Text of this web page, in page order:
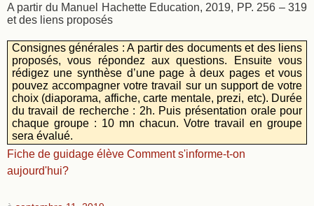
A partir du Manuel Hachette Education, 2019, PP. 256 – 319
et des liens proposés
Consignes générales : A partir des documents et des liens
proposés, vous répondez aux questions. Ensuite vous
rédigez une synthèse d’une page à deux pages et vous
pouvez accompagner votre travail sur un support de votre
choix (diaporama, affiche, carte mentale, prezi, etc). Durée
du travail de recherche : 2h. Puis présentation orale pour
chaque groupe : 10 mn chacun. Votre travail en groupe
sera évalué.
Fiche de guidage élève Comment s'informe-t-on
aujourd'hui?